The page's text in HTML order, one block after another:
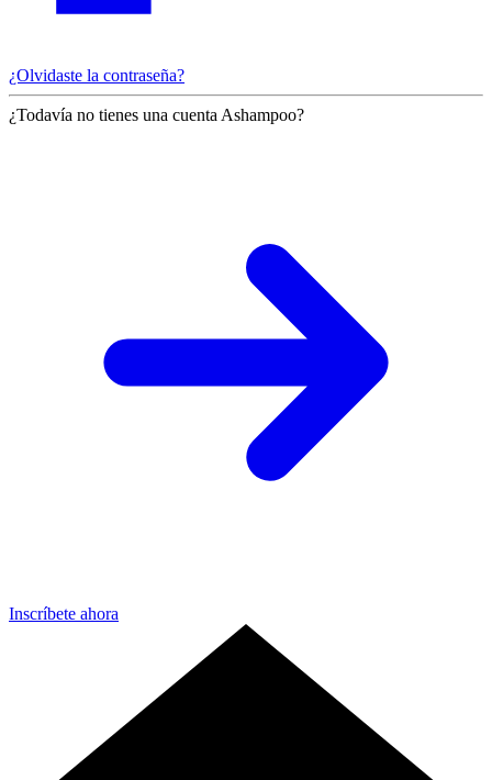
¿Olvidaste la contraseña?
¿Todavía no tienes una cuenta Ashampoo?
Inscríbete ahora